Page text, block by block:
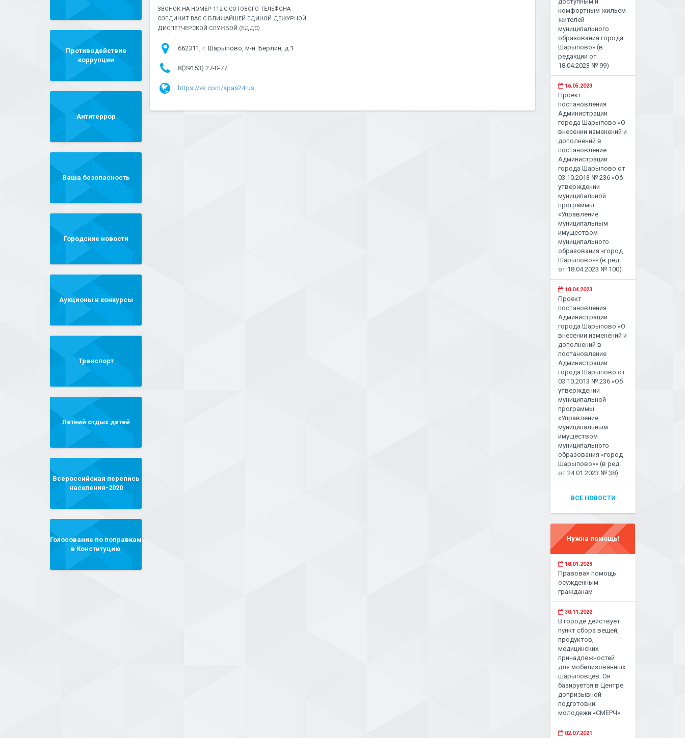
Противодействие
коррупции
Антитеррор
Ваша безопасность
Городские новости
Аукционы и конкурсы
Транспорт
Летний отдых детей
Всероссийская перепись
населения-2020
Голосование по поправкам
в Конституцию
ЗВОНОК НА НОМЕР 112 С СОТОВОГО ТЕЛЕФОНА
СОЕДИНИТ ВАС С БЛИЖАЙШЕЙ ЕДИНОЙ ДЕЖУРНОЙ
ДИСПЕТЧЕРСКОЙ СЛУЖБОЙ (ЕДДС)
662311, г. Шарыпово, м-н. Берлин, д.1
8(39153) 27-0-77
https://vk.com/spas24rus
комфортным жильем
жителей
муниципального
образования города
Шарыпово» (в
редакции от
18.04.2023 № 99)
16.05.2023
Проект
постановления
Администрации
города Шарыпово «О
внесении изменений и
дополнений в
постановление
Администрации
города Шарыпово от
03.10.2013 № 236 «Об
утверждении
муниципальной
программы
«Управление
муниципальным
имуществом
муниципального
образования «город
Шарыпово»» (в ред.
от 18.04.2023 № 100)
10.04.2023
Проект
постановления
Администрации
города Шарыпово «О
внесении изменений и
дополнений в
постановление
Администрации
города Шарыпово от
03.10.2013 № 236 «Об
утверждении
муниципальной
программы
«Управление
муниципальным
имуществом
муниципального
образования «город
Шарыпово»» (в ред.
от 24.01.2023 № 38)
ВСЕ НОВОСТИ
Нужна помощь!
18.01.2023
Правовая помощь
осужденным
гражданам
30.11.2022
В городе действует
пункт сбора вещей,
продуктов,
медицинских
принадлежностей
для мобилизованных
шарыповцев. Он
базируется в Центре
допризывной
подготовки
молодежи «СМЕРЧ»
02.07.2021